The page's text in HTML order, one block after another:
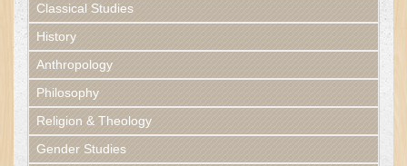
Classical Studies
History
Anthropology
Philosophy
Religion & Theology
Gender Studies